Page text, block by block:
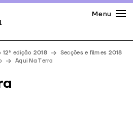
Menu
12ª edição 2018
Secções e filmes 2018
Aqui Na Terra